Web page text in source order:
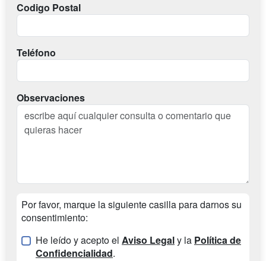
Codigo Postal
Teléfono
Observaciones
Por favor, marque la siguiente casilla para darnos su
consentimiento:
He leído y acepto el Aviso Legaly la Política de
Confidencialidad.